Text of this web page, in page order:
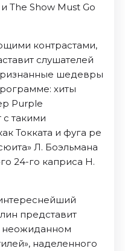
The Show Must Go
контрастами,
слушателей
шедевры
хиты
Purple
такими
Токката и фуга ре
Л. Боэльмана
24-го каприса Н.
представит
неожиданном
наделенного